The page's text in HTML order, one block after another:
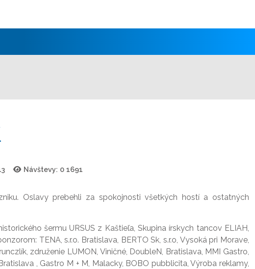
Návštevy: 0 1691
Oslavy prebehli za spokojnosti všetkých hostí a ostatných
šermu URSUS z Kaštieľa, Skupina írskych tancov ELIAH,
TENA, s.r.o. Bratislava, BERTO Sk, s.r.o, Vysoká pri Morave,
združenie LUMON, Viničné, DoubleN, Bratislava, MMI Gastro,
, Gastro M + M, Malacky, BOBO pubblicita, Výroba reklamy,